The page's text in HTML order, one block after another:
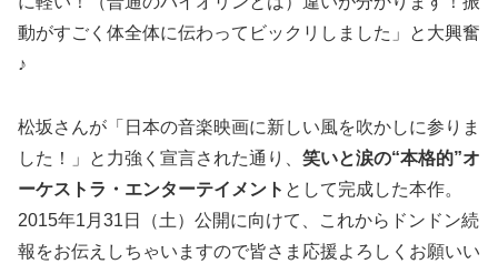
動がすごく体全体に伝わってビックリしました」と大興奮
♪
松坂さんが「日本の音楽映画に新しい風を吹かしに参りま
した！」と力強く宣言された通り、 笑いと涙の“本格的”オ
ーケストラ・エンターテイメント として完成した本作。
2015年1月31日（土）公開に向けて、これからドンドン続
報をお伝えしちゃいますので皆さま応援よろしくお願いい